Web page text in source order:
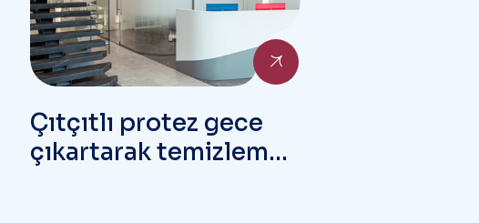
Çıtçıtlı protez gece
çıkartarak temizlemek